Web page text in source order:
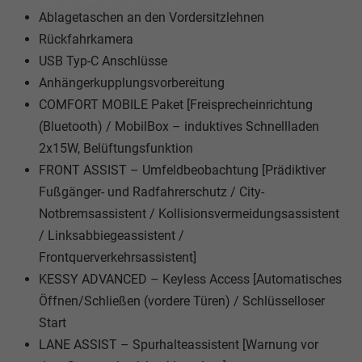
Ablagetaschen an den Vordersitzlehnen
Rückfahrkamera
USB Typ-C Anschlüsse
Anhängerkupplungsvorbereitung
COMFORT MOBILE Paket [Freisprecheinrichtung
(Bluetooth) / MobilBox – induktives Schnellladen
2x15W, Belüftungsfunktion
FRONT ASSIST – Umfeldbeobachtung [Prädiktiver
Fußgänger- und Radfahrerschutz / City-
Notbremsassistent / Kollisionsvermeidungsassistent
/ Linksabbiegeassistent /
Frontquerverkehrsassistent]
KESSY ADVANCED – Keyless Access [Automatisches
Öffnen/Schließen (vordere Türen) / Schlüsselloser
Start
LANE ASSIST – Spurhalteassistent [Warnung vor